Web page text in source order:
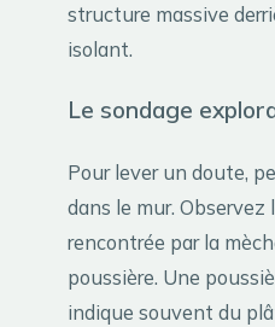
structure massive
isolant.
Le sondage
Pour lever un doute,
dans le mur. Observez
rencontrée par la
poussière. Une
indique souvent du